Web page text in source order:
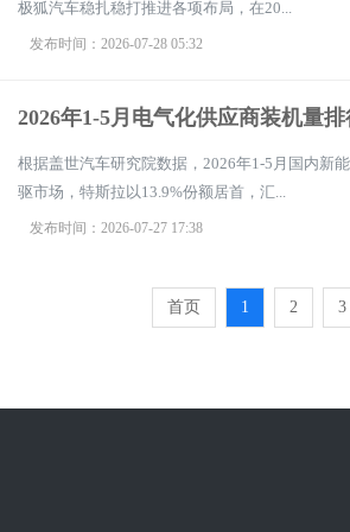
极狐汽车稳扎稳打推进各项布局，在20...
发布时间：2026-07-28 05:32
2026年1-5月电气化供应商装机量
根据盖世汽车研究院数据，2026年1-5月国内新
驱市场，特斯拉以13.9%份额居首，汇...
发布时间：2026-07-27 17:38
首页 1 2 3